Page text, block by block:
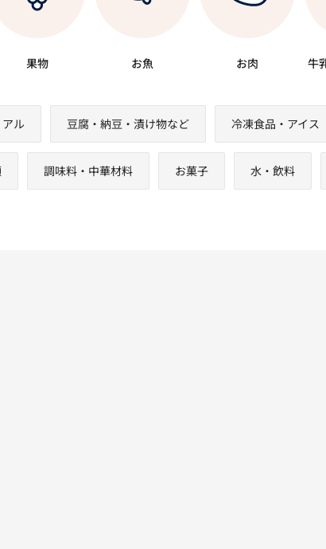
果物 お魚 お肉 牛
ル 豆腐・納豆・漬け物など 冷凍食品・アイス
調味料・中華材料 お菓子 水・飲料